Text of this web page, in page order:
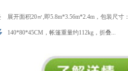
展开面积20㎡,即5.8m*3.56m*2.4m，包装尺寸：
140*80*45CM，帐篷重量约112kg，折叠...